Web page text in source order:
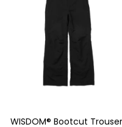
WISDOM® Bootcut